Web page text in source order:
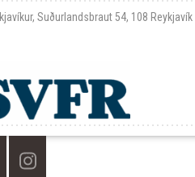
Suðurlandsbraut 54, 108 Reykjavík